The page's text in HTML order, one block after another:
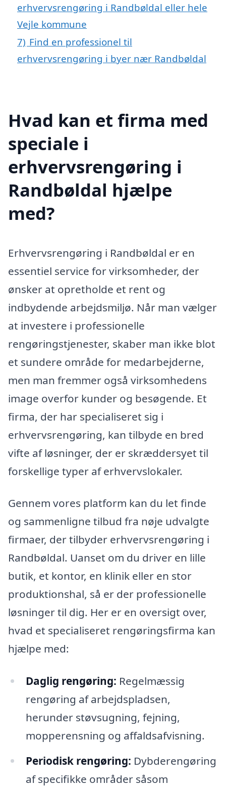
erhvervsrengøring i Randbøldal eller hele
Vejle kommune
7) Find en professionel til
erhvervsrengøring i byer nær Randbøldal
Hvad kan et firma med
speciale i
erhvervsrengøring i
Randbøldal hjælpe
med?
Erhvervsrengøring i Randbøldal er en
essentiel service for virksomheder, der
ønsker at opretholde et rent og
indbydende arbejdsmiljø. Når man vælger
at investere i professionelle
rengøringstjenester, skaber man ikke blot
et sundere område for medarbejderne,
men man fremmer også virksomhedens
image overfor kunder og besøgende. Et
firma, der har specialiseret sig i
erhvervsrengøring, kan tilbyde en bred
vifte af løsninger, der er skræddersyet til
forskellige typer af erhvervslokaler.
Gennem vores platform kan du let finde
og sammenligne tilbud fra nøje udvalgte
firmaer, der tilbyder erhvervsrengøring i
Randbøldal. Uanset om du driver en lille
butik, et kontor, en klinik eller en stor
produktionshal, så er der professionelle
løsninger til dig. Her er en oversigt over,
hvad et specialiseret rengøringsfirma kan
hjælpe med:
Daglig rengøring: Regelmæssig
rengøring af arbejdspladsen,
herunder støvsugning, fejning,
mopperensning og affaldsafvisning.
Periodisk rengøring: Dybderengøring
af specifikke områder såsom